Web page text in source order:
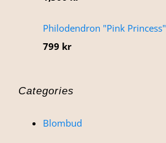
4.25av 5
Philodendron "Pink Princess"
799 krPrisintervall:
Categories
Blombud